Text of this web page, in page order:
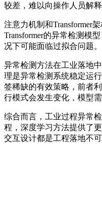
较差，难以向操作人员解
注意力机制和Transformer
Transformer的异常检测模
况下可能面临过拟合问题。
异常检测方法在工业落地
理是异常检测系统稳定运
签稀缺的有效策略，前者
行模式会发生变化，模型
综合而言，工业过程异常
程，深度学习方法提供了
交互设计都是工程落地不可